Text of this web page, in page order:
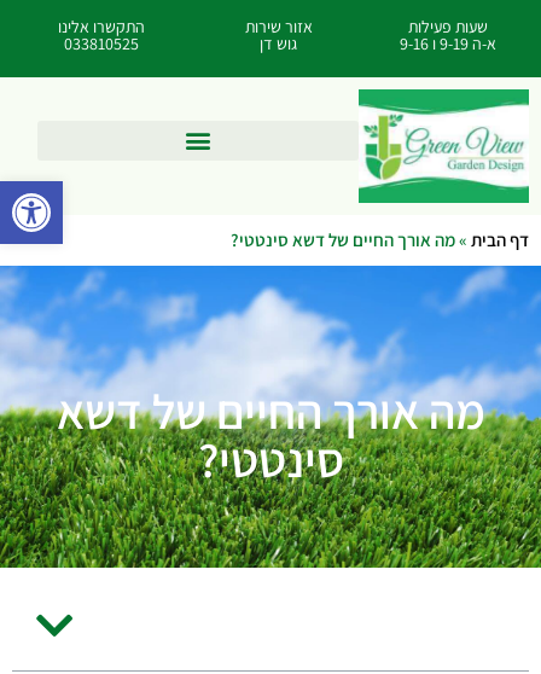
פתח
שעות פעילות
א-ה 9-19 ו 9-16
אזור שירות
גוש דן
התקשרו אלינו
033810525
דף הבית »מה אורך החיים של דשא סינטטי?
מה אורך החיים של דשא
סינטטי?